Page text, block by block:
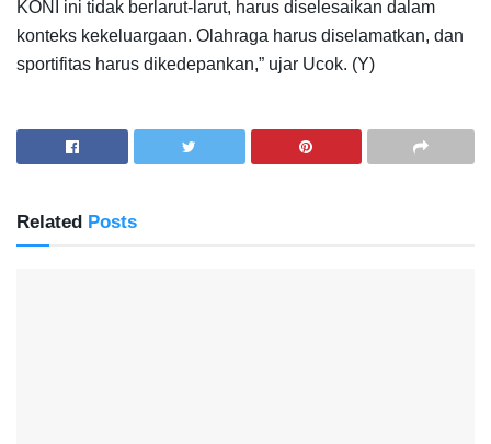
KONI ini tidak berlarut-larut, harus diselesaikan dalam
konteks kekeluargaan. Olahraga harus diselamatkan, dan
sportifitas harus dikedepankan,” ujar Ucok. (Y)
Related Posts